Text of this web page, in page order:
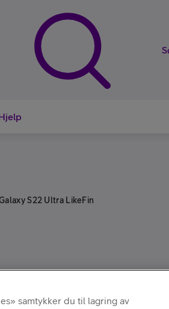
Kjøp iPhone
S22 Ultra LikeFin
samtykker du til lagring av